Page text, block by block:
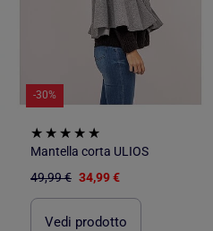
-30%
Mantella corta ULIOS
49,99 € 34,99 €
Vedi prodotto